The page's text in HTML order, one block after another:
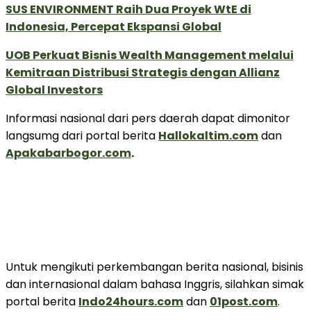
SUS ENVIRONMENT Raih Dua Proyek WtE di
Indonesia, Percepat Ekspansi Global
UOB Perkuat Bisnis Wealth Management melalui
Kemitraan Distribusi Strategis dengan Allianz
Global Investors
Informasi nasional dari pers daerah dapat dimonitor
langsumg dari portal berita Hallokaltim.comdan
Apakabarbogor.com.
Untuk mengikuti perkembangan berita nasional, bisinis
dan internasional dalam bahasa Inggris, silahkan simak
portal berita Indo24hours.comdan 01post.com.